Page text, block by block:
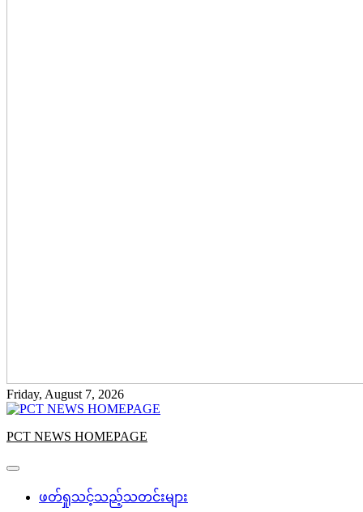
Friday, August 7, 2026
PCT NEWS HOMEPAGE
ဖတ်ရှုသင့်သည့်သတင်းများ